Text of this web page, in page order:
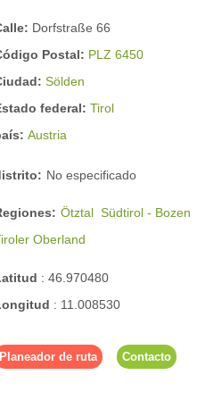
Dorfstraße 66
Postal: PLZ 6450
Sölden
federal:Tirol
Austria
No especificado
Ötztal Südtirol - Bozen
Oberland
:46.970480
: 11.008530
Planeador de ruta Contacto